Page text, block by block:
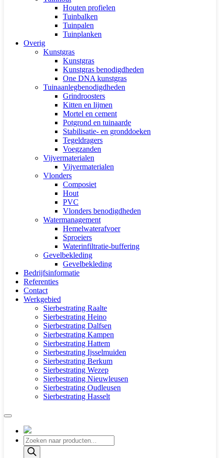
Houten profielen
Tuinbalken
Tuinpalen
Tuinplanken
Overig
Kunstgras
Kunstgras
Kunstgras benodigdheden
One DNA kunstgras
Tuinaanlegbenodigdheden
Grindroosters
Kitten en lijmen
Mortel en cement
Potgrond en tuinaarde
Stabilisatie- en gronddoeken
Tegeldragers
Voegzanden
Vijvermaterialen
Vijvermaterialen
Vlonders
Composiet
Hout
PVC
Vlonders benodigdheden
Watermanagement
Hemelwaterafvoer
Sproeiers
Waterinfiltratie-buffering
Gevelbekleding
Gevelbekleding
Bedrijfsinformatie
Referenties
Contact
Werkgebied
Sierbestrating Raalte
Sierbestrating Heino
Sierbestrating Dalfsen
Sierbestrating Kampen
Sierbestrating Hattem
Sierbestrating Ijsselmuiden
Sierbestrating Berkum
Sierbestrating Wezep
Sierbestrating Nieuwleusen
Sierbestrating Oudleusen
Sierbestrating Hasselt
Producten
zoeken